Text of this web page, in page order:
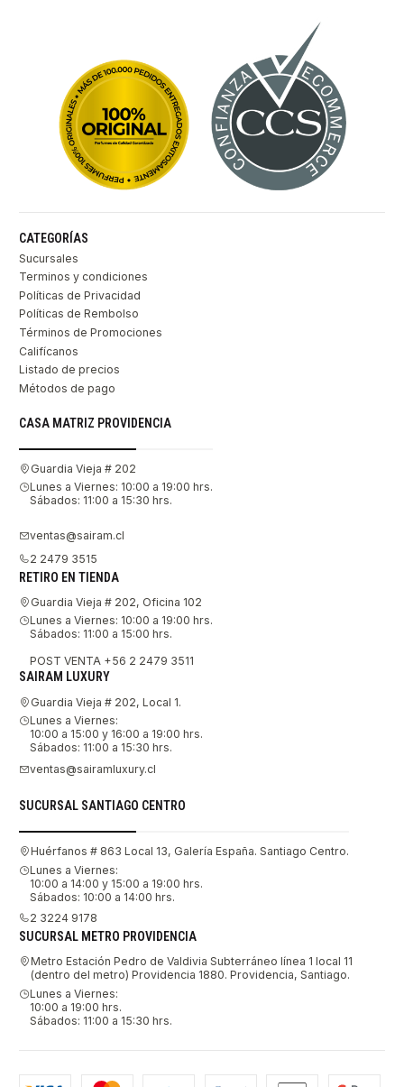
CATEGORÍAS
Sucursales
Terminos y condiciones
Políticas de Privacidad
Políticas de Rembolso
Términos de Promociones
Califícanos
Listado de precios
Métodos de pago
CASA MATRIZ PROVIDENCIA
Guardia Vieja # 202
Lunes a Viernes: 10:00 a 19:00 hrs.
Sábados: 11:00 a 15:30 hrs.
ventas@sairam.cl
2 2479 3515
RETIRO EN TIENDA
Guardia Vieja # 202, Oficina 102
Lunes a Viernes: 10:00 a 19:00 hrs.
Sábados: 11:00 a 15:00 hrs.
POST VENTA +56 2 2479 3511
SAIRAM LUXURY
Guardia Vieja # 202, Local 1.
Lunes a Viernes:
10:00 a 15:00 y 16:00 a 19:00 hrs.
Sábados: 11:00 a 15:30 hrs.
ventas@sairamluxury.cl
SUCURSAL SANTIAGO CENTRO
Huérfanos # 863 Local 13, Galería España. Santiago Centro.
Lunes a Viernes:
10:00 a 14:00 y 15:00 a 19:00 hrs.
Sábados: 10:00 a 14:00 hrs.
2 3224 9178
SUCURSAL METRO PROVIDENCIA
Metro Estación Pedro de Valdivia Subterráneo línea 1 local 11
(dentro del metro) Providencia 1880. Providencia, Santiago.
Lunes a Viernes:
10:00 a 19:00 hrs.
Sábados: 11:00 a 15:30 hrs.